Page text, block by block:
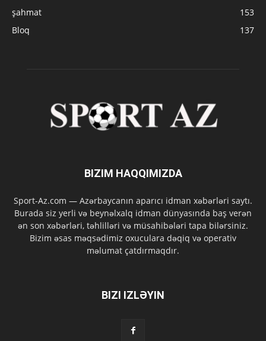
şahmat
153
Bloq
137
BIZIM HAQQIMIZDA
Sport-Az.com — Azərbaycanın aparıcı idman xəbərləri saytı.
Burada siz yerli və beynəlxalq idman dünyasında baş verən
ən son xəbərləri, təhlilləri və müsahibələri tapa bilərsiniz.
Bizim əsas məqsədimiz oxuculara dəqiq və operativ
məlumat çatdırmaqdır.
BIZI IZLƏYIN